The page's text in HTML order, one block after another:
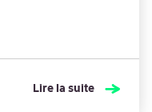
Lire la suite